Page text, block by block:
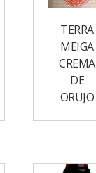
TERRA
MEIGA
CREMA
DE
ORUJO